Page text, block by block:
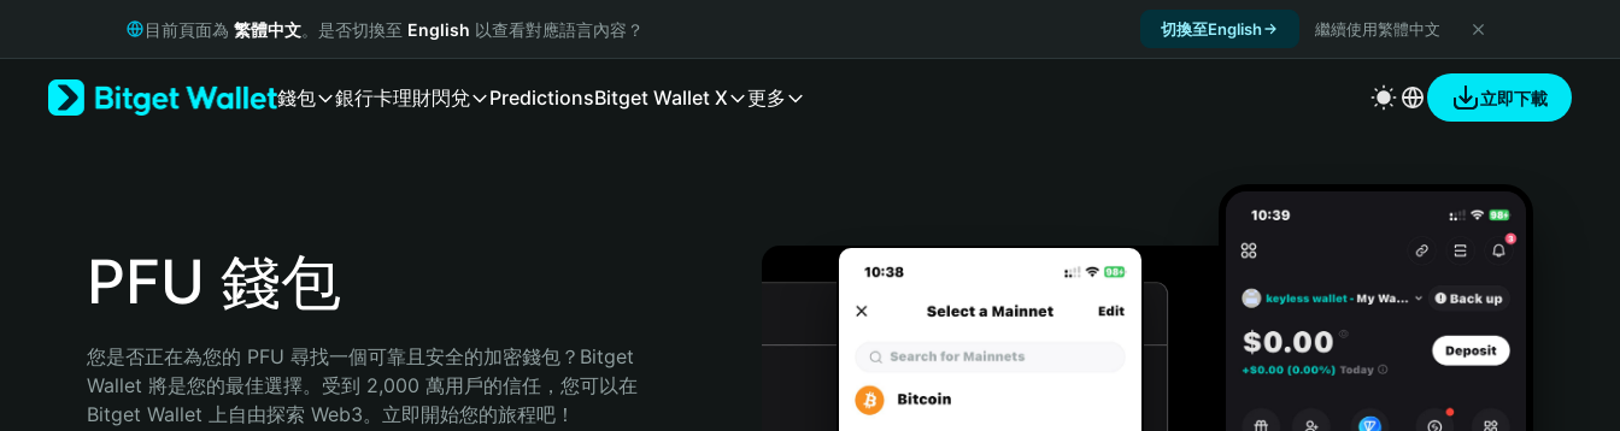
Русский
Bahasa Indonesia
目前頁面為 繁體中文。是否切換至 English 以查看對應語言內容？ 切換至English 繼續使用繁體中文
錢包 銀行卡理財閃兌 PredictionsBitget Wallet X 更多 立即下載
PFU 錢包
您是否正在為您的 PFU 尋找一個可靠且安全的加密錢包？Bitget
Wallet 將是您的最佳選擇。受到 2,000 萬用戶的信任，您可以在
Bitget Wallet 上自由探索 Web3。立即開始您的旅程吧！